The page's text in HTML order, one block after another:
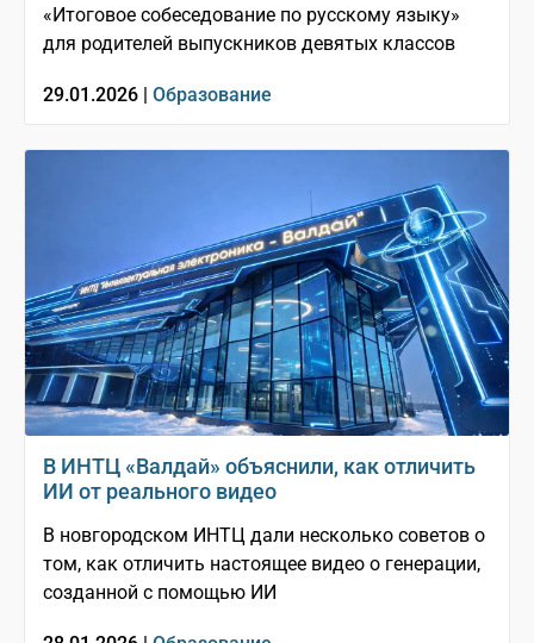
«Итоговое собеседование по русскому языку»
для родителей выпускников девятых классов
29.01.2026 | Образование
В ИНТЦ «Валдай» объяснили, как отличить
ИИ от реального видео
В новгородском ИНТЦ дали несколько советов о
том, как отличить настоящее видео о генерации,
созданной с помощью ИИ